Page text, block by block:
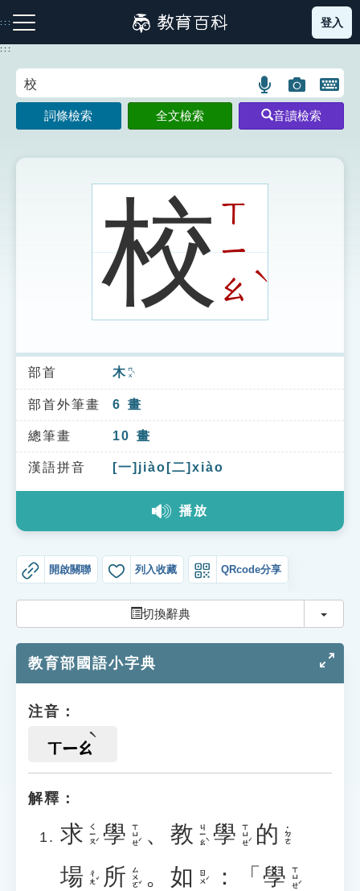
到
主
:::
注音索引圖示 筆畫索引圖示 部首索引表圖示
索引選單
知識索引
單字索引
生命大百科索引
教學應用
貓頭鷹博士
登入
:::
語
言
搜
示
圖
片
搜
開
鍵
圖
詞條檢索 全文檢索 音讀檢索
校ㄒ
ㄧ
ㄠ
ˋ
部首 木ㄇㄨˋ
部首外筆畫 6 畫
總筆畫 10 畫
漢語拼音 [一]jiào[二]xiào
播放
開啟關聯 列入收藏 QRcode分享
切換辭典 切換
教育部國語小字典
注音：
ㄒㄧㄠ
解釋：
求 ㄑㄧㄡˊ 學 ㄒㄩㄝˊ 、 教 ㄐㄧㄠˋ 學 ㄒㄩㄝˊ 的 ˙ㄉㄜ
場 ㄔㄤˇ 所 ㄙㄨㄛˇ 。 如 ㄖㄨˊ ：「 學 ㄒㄩㄝˊ